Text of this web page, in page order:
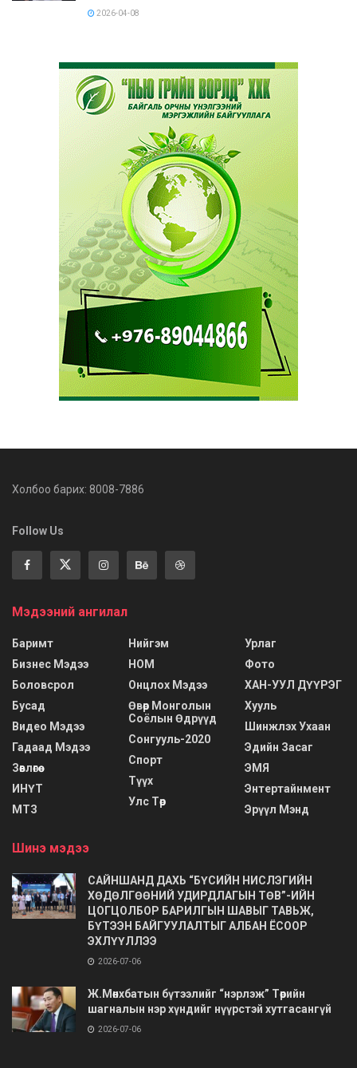
2026-04-08
Холбоо барих: 8008-7886
Follow Us
Мэдээний ангилал
Баримт
Бизнес Мэдээ
Боловсрол
Бусад
Видео Мэдээ
Гадаад Мэдээ
Зөвлөгөө
ИНҮТ
МТЗ
Нийгэм
НОМ
Онцлох Мэдээ
Өвөр Монголын
Соёлын Өдрүүд
Сонгууль-2020
Спорт
Түүх
Улс Төр
Урлаг
Фото
ХАН-УУЛ ДҮҮРЭГ
Хууль
Шинжлэх Ухаан
Эдийн Засаг
ЭМЯ
Энтертайнмент
Эрүүл Мэнд
Шинэ мэдээ
САЙНШАНД ДАХЬ “БҮСИЙН НИСЛЭГИЙН
ХӨДӨЛГӨӨНИЙ УДИРДЛАГЫН ТӨВ”-ИЙН
ЦОГЦОЛБОР БАРИЛГЫН ШАВЫГ ТАВЬЖ,
БҮТЭЭН БАЙГУУЛАЛТЫГ АЛБАН ЁСООР
ЭХЛҮҮЛЛЭЭ
2026-07-06
Ж.Мөнхбатын бүтээлийг “нэрлэж” Төрийн
шагналын нэр хүндийг нүүрстэй хутгасангүй
2026-07-06